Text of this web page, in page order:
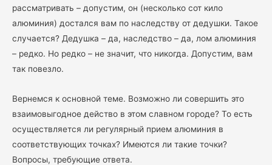
рассматривать – допустим, он (несколько сот кило
алюминия) достался вам по наследству от дедушки. Такое
случается? Дедушка – да, наследство – да, лом алюминия
– редко. Но редко – не значит, что никогда. Допустим, вам
так повезло.
Вернемся к основной теме. Возможно ли совершить это
взаимовыгодное действо в этом славном городе? То есть
осуществляется ли регулярный прием алюминия в
соответствующих точках? Имеются ли такие точки?
Вопросы, требующие ответа.